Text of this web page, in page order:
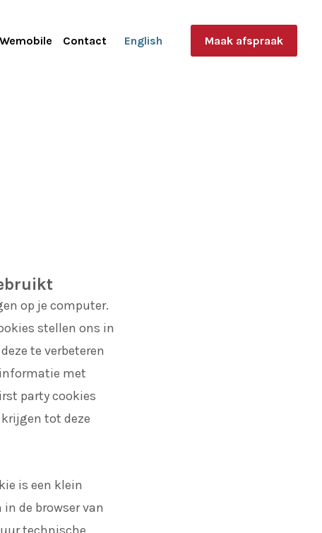
Contact English Maak afspraak
op je computer.
stellen ons in
te verbeteren
informatie met
party cookies
tot deze
is een klein
de browser van